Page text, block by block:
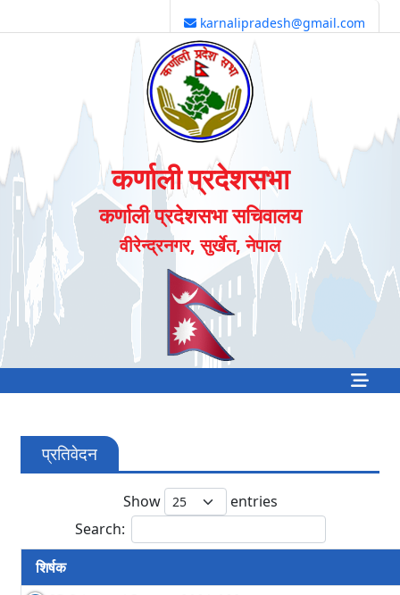
karnalipradesh@gmail.com
कर्णाली प्रदेशसभा
कर्णाली प्रदेशसभा सचिवालय
वीरेन्द्रनगर, सुर्खेत, नेपाल
प्रतिवेदन
Show
entries
Search:
शिर्षक